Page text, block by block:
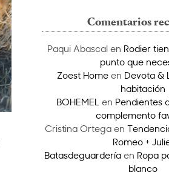
Comentarios
Paqui Abascalen Rodier
punto que
Zoest Homeen Devota &
habitación
BOHEMEL en Pendientes
complemento
Cristina Ortegaen
Romeo +
Batasdeguardería en Ropa
blanco